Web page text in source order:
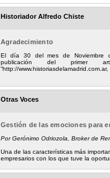
Historiador Alfredo Chiste
Agradecimiento
El día 30 del mes de Noviembre
publicación del primer
“http://
Otras Voces
Gestión de las emociones para
Por Gerónimo Odriozola, Broker de
Una de las características más
empresarios con los que tuve la